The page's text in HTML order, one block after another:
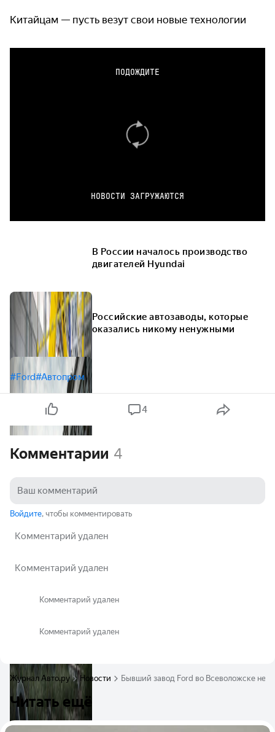
Китайцам — пусть везут свои новые технологии
ПОДОЖДИТЕ
НОВОСТИ ЗАГРУЖАЮТСЯ
В России началось производство
двигателей Hyundai
Российские автозаводы, которые
оказались никому ненужными
#Ford#Автопром
4
Комментарии 4
Войдите, чтобы комментировать
Комментарий удален
Комментарий удален
Комментарий удален
Комментарий удален
Журнал Авто.ру Новости Бывший завод Ford во Всеволожске не
Читать ещё